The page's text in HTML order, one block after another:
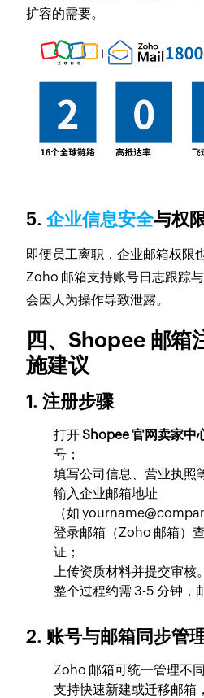
扩容的需要。
5.企业信息安全与权
即便员工离职，企业邮箱权限
Zoho 邮箱支持账号日志跟踪
会因人为操作导致泄露。
四、Shopee 邮箱
施建议
1. 注册步骤
打开Shopee 官网卖家中
号；
填写公司信息、营业执照
输入企业邮箱地址
（如
登录邮箱（Zoho 邮箱）
证；
上传资质材料并提交审核。
整个过程约需 3-5 分钟，
2. 账号与邮箱同步管
Zoho 邮箱可统一管理不
支持快速新建或迁移邮箱